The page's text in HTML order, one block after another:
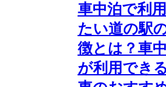
車中泊で利
たい道の駅
徴とは？車
が利用でき